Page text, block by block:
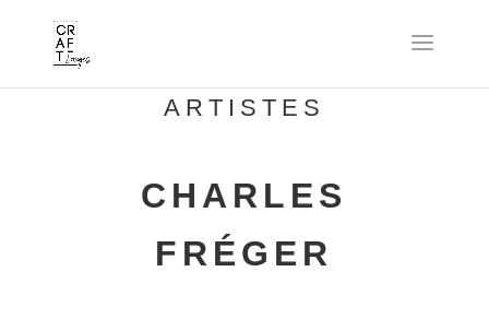
ARTISTES
CHARLES
FRÉGER